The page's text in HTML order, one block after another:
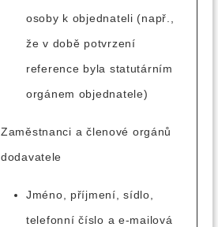
osoby k objednateli (např.,
že v době potvrzení
reference byla statutárním
orgánem objednatele)
Zaměstnanci a členové orgánů
dodavatele
Jméno, příjmení, sídlo,
telefonní číslo a e-mailová